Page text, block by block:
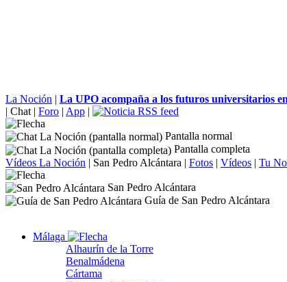
La Noción | La UPO acompaña a los futuros universitarios
| Chat | Foro | App |
Pantalla normal
Pantalla completa
Vídeos La Noción | San Pedro Alcántara | Fotos | Vídeos | Tu
San Pedro Alcántara
Guía de San Pedro Alcántara
Málaga
Alhaurín de la Torre
Benalmádena
Cártama